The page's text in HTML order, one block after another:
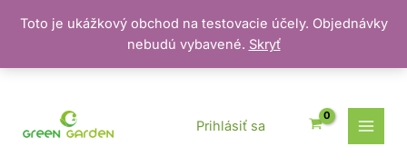
Toto je ukážkový obchod na testovacie účely. Objednávky
nebudú vybavené. Skryť
Prihlásiť sa